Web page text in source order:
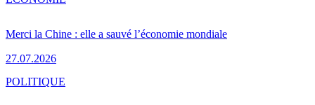
Merci la Chine : elle a sauvé l’économie mondiale
27.07.2026
POLITIQUE